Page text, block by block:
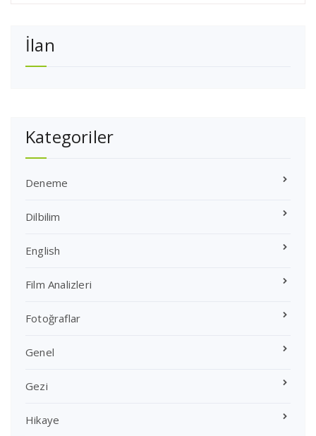
İlan
Kategoriler
Deneme
Dilbilim
English
Film Analizleri
Fotoğraflar
Genel
Gezi
Hikaye